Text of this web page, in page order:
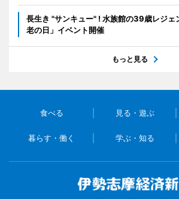
長生き "サンキュー" ! 水族館の39歳レジェ
老の日」イベント開催
もっと見る
食べる 見る・遊ぶ
暮らす・働く 学ぶ・知る